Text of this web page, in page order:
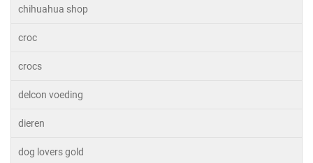
chihuahua shop
croc
crocs
delcon voeding
dieren
dog lovers gold